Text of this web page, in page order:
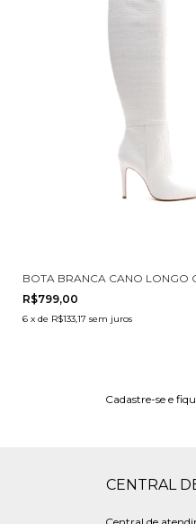
2619002-3
BOTA BRANCA CANO LONGO
R$799,00
6 x de R$133,17 sem juros
Cadastre-se e
CENTRAL